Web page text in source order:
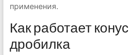
применения.
Как работает
дробилка